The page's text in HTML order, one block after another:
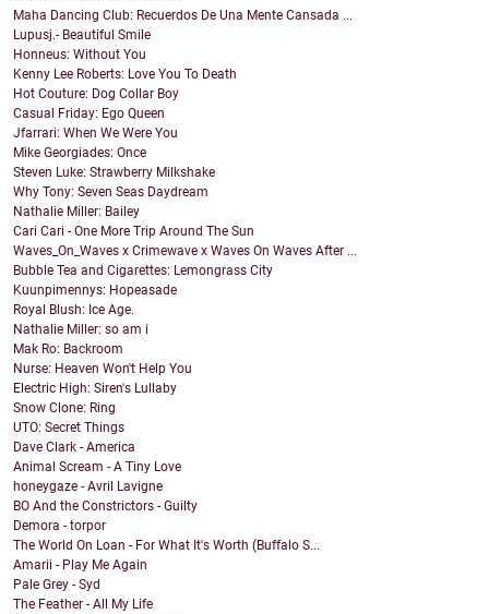
Maha Dancing Club: Recuerdos De Una Mente Cansada ...
Lupusj.- Beautiful Smile
Honneus: Without You
Kenny Lee Roberts: Love You To Death
Hot Couture: Dog Collar Boy
Casual Friday: Ego Queen
Jfarrari: When We Were You
Mike Georgiades: Once
Steven Luke: Strawberry Milkshake
Why Tony: Seven Seas Daydream
Nathalie Miller: Bailey
Cari Cari - One More Trip Around The Sun
Waves_On_Waves x Crimewave x Waves On Waves After ...
Bubble Tea and Cigarettes: Lemongrass City
Kuunpimennys: Hopeasade
Royal Blush: Ice Age.
Nathalie Miller: so am i
Mak Ro: Backroom
Nurse: Heaven Won't Help You
Electric High: Siren's Lullaby
Snow Clone: Ring
UTO: Secret Things
Dave Clark - America
Animal Scream - A Tiny Love
honeygaze - Avril Lavigne
BO And the Constrictors - Guilty
Demora - torpor
The World On Loan - For What It's Worth (Buffalo S...
Amarii - Play Me Again
Pale Grey - Syd
The Feather - All My Life